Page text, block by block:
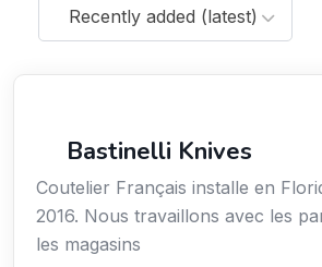
Recently added (latest)
Bastinelli Knives
Coutelier Français installe en
2016. Nous travaillons avec les
les magasins